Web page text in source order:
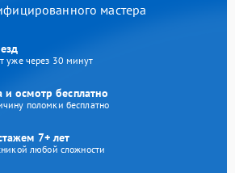
мастера
уже через 30 минут
и осмотр бесплатно
поломки бесплатно
7+ лет
любой сложности